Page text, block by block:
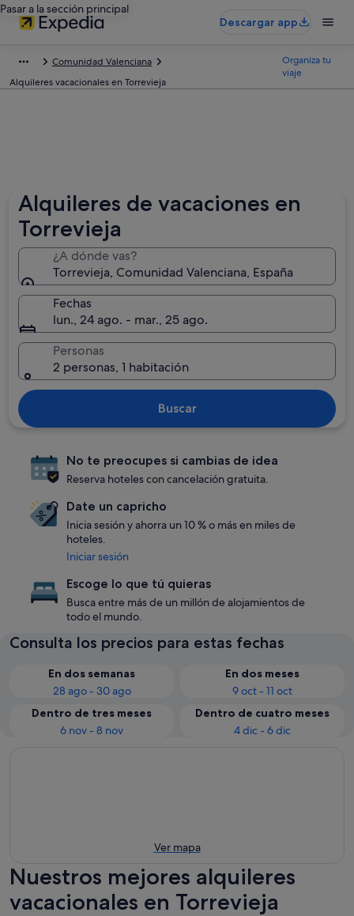
Pasar a la sección principal
Descargar app
Comunidad Valenciana
Alquileres vacacionales en Torrevieja
Organiza tu
viaje
Alquileres de vacaciones en
Torrevieja
¿A dónde vas?
Torrevieja, Comunidad Valenciana, España
Fechas
lun., 24 ago. - mar., 25 ago.
Personas
2 personas, 1 habitación
Buscar
No te preocupes si cambias de idea
Reserva hoteles con cancelación gratuita.
Date un capricho
Inicia sesión y ahorra un 10 % o más en miles de
hoteles.
Iniciar sesión
Escoge lo que tú quieras
Busca entre más de un millón de alojamientos de
todo el mundo.
Consulta los precios para estas fechas
En dos semanas
28 ago - 30 ago
En dos meses
9 oct - 11 oct
Dentro de tres meses
6 nov - 8 nov
Dentro de cuatro meses
4 dic - 6 dic
Ver mapa
Nuestros mejores alquileres
vacacionales en Torrevieja